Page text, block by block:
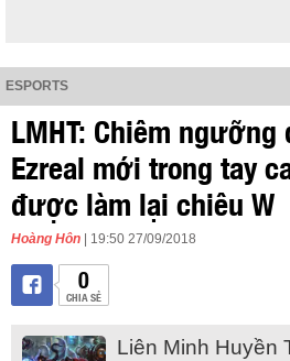
ESPORTS
LMHT: Chiêm
Ezreal mới trong tay
được làm lại chiêu W
Hoàng Hôn | 19:50 27/09/2018
0
CHIA SẺ
Liên Minh Huyền